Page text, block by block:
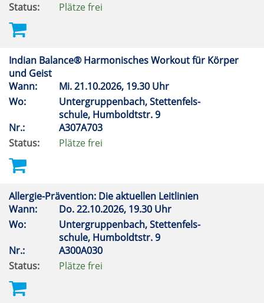
Status:
Plätze frei
Indian Balance® Harmonisches Workout für Körper
und Geist
Wann:
Mi.21.10.2026, 19.30 Uhr
Wo:
Untergruppenbach, Stettenfels-
schule, Humboldtstr. 9
Nr.:
A307A703
Status:
Plätze frei
Allergie-Prävention: Die aktuellen Leitlinien
Wann:
Do.22.10.2026, 19.30 Uhr
Wo:
Untergruppenbach, Stettenfels-
schule, Humboldtstr. 9
Nr.:
A300A030
Status:
Plätze frei